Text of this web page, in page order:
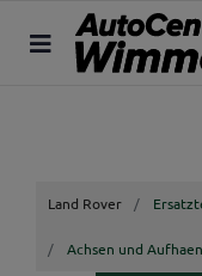
Land Rover
Achsen und